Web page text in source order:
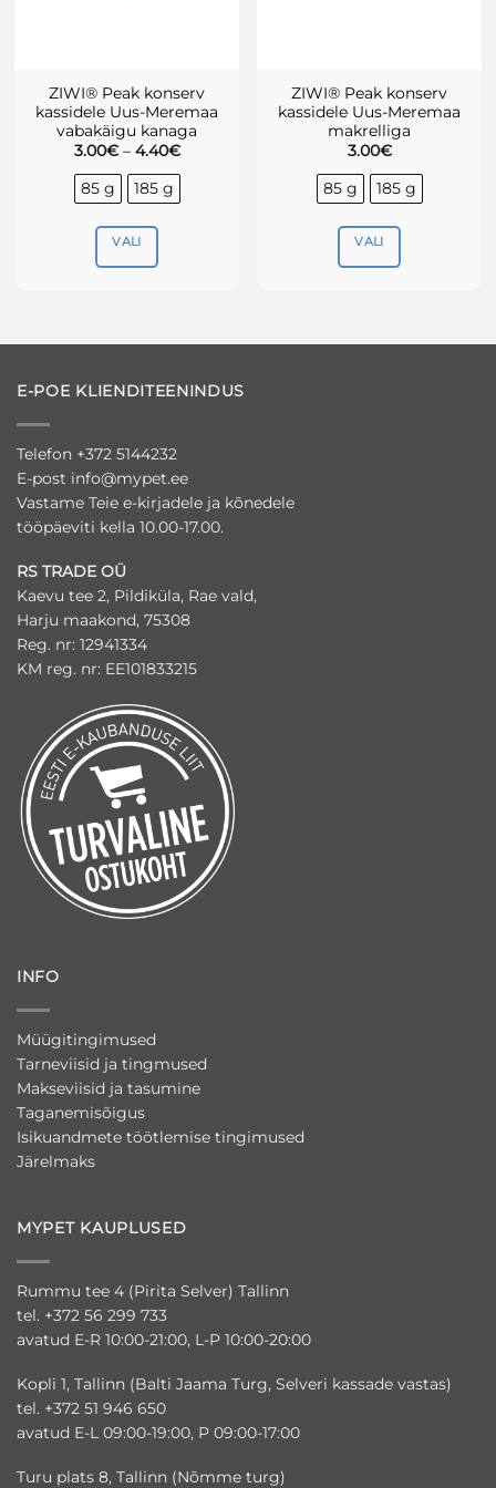
ZIWI® Peak konserv
kassidele Uus-Meremaa
vabakäigu kanaga
3.00€ – 4.40€Hinnavahemik:
kuni
85 g 185 g
VALI
Valikuid
teha
tootelehel.
ZIWI® Peak konserv
kassidele Uus-Meremaa
makrelliga
3.00€
85 g 185 g
VALI
E-POE KLIENDITEENINDUS
Telefon +372 5144232
E-post info@mypet.ee
Vastame Teie e-kirjadele ja kõnedele
tööpäeviti kella 10.00-17.00.
RS TRADE OÜ
Kaevu tee 2, Pildiküla, Rae vald,
Harju maakond, 75308
Reg. nr: 12941334
KM reg. nr: EE101833215
INFO
Müügitingimused
Tarneviisid ja tingmused
Makseviisid ja tasumine
Taganemisõigus
Isikuandmete töötlemise tingimused
Järelmaks
MYPET KAUPLUSED
Rummu tee 4 (Pirita Selver) Tallinn
tel. +372 56 299 733
avatud E-R 10:00-21:00, L-P 10:00-20:00
Kopli 1, Tallinn (Balti Jaama Turg, Selveri kassade vastas)
tel. +372 51 946 650
avatud E-L 09:00-19:00, P 09:00-17:00
Turu plats 8, Tallinn (Nõmme turg)